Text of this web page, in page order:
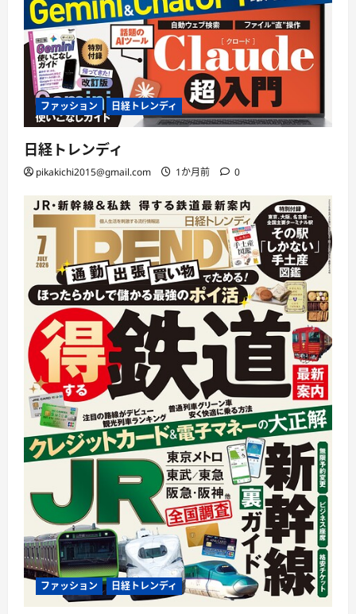
ファッション 日経トレンディ
日経トレンディ
pikakichi2015@gmail.com 1か月前 0
ファッション 日経トレンディ